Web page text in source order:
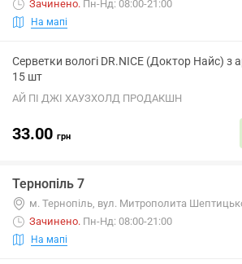
Зачинено. Пн-Нд: 08:00-21:00
На мапі
Серветки вологі DR.NICE (Доктор Найс) з
15 шт
АЙ ПІ ДЖІ ХАУЗХОЛД ПРОДАКШН
33.00 грн
Тернопіль 7
м. Тернопіль, вул. Митрополита
Зачинено. Пн-Нд: 08:00-21:00
На мапі